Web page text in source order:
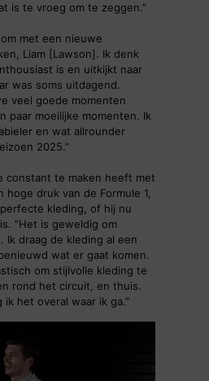
is te vroeg om te zeggen.”
met een nieuwe
Liam [Lawson]. Ik denk
is en uitkijkt naar
was soms uitdagend.
veel goede momenten
paar moeilijke momenten. Ik
en wat allrounder
2025.”
constant te maken heeft met
hoge druk van de Formule 1,
kleding, of hij nu
“Het is geweldig om
Ik draag de kleding al een
wat er gaat komen.
om stijlvolle kleding te
rond het circuit, en thuis.
ik het overal waar ik ga.”